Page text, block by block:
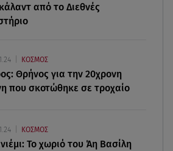
καρδιές στο ετήσιο
με 16.190 ευρώ
on air και έγινε viral-
από το Διεθνές
ΚΟΣΜΟΣ
Θρήνος για την 20χρονη
που σκοτώθηκε σε τροχαίο
ΚΟΣΜΟΣ
Το χωριό του Άη Βασίλη